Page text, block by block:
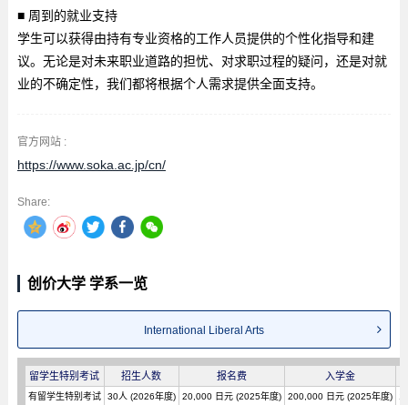
■ 周到的就业支持
学生可以获得由持有专业资格的工作人员提供的个性化指导和建
议。无论是对未来职业道路的担忧、对求职过程的疑问，还是对就
业的不确定性，我们都将根据个人需求提供全面支持。
官方网站 :
https://www.soka.ac.jp/cn/
Share:
创价大学 学系一览
International Liberal Arts
留学生特别考试 招生人数 报名费 入学金
有留学生特别考试 30人 (2026年度) 20,000 日元 (2025年度) 200,000 日元 (2025年度)